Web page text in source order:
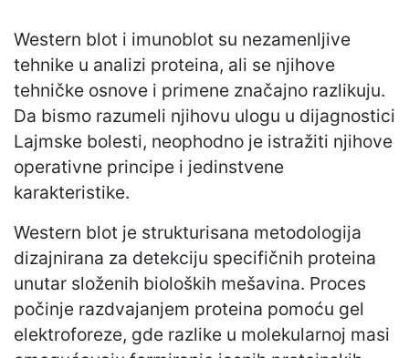
Western blot i imunoblot su nezamenljive
tehnike u analizi proteina, ali se njihove
tehničke osnove i primene značajno razlikuju.
Da bismo razumeli njihovu ulogu u dijagnostici
Lajmske bolesti, neophodno je istražiti njihove
operativne principe i jedinstvene
karakteristike.
Western blot je strukturisana metodologija
dizajnirana za detekciju specifičnih proteina
unutar složenih bioloških mešavina. Proces
počinje razdvajanjem proteina pomoću gel
elektroforeze, gde razlike u molekularnoj masi